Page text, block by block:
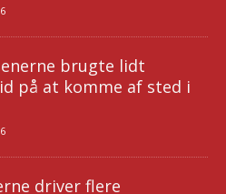
brugte lidt
på at komme af sted i
driver flere